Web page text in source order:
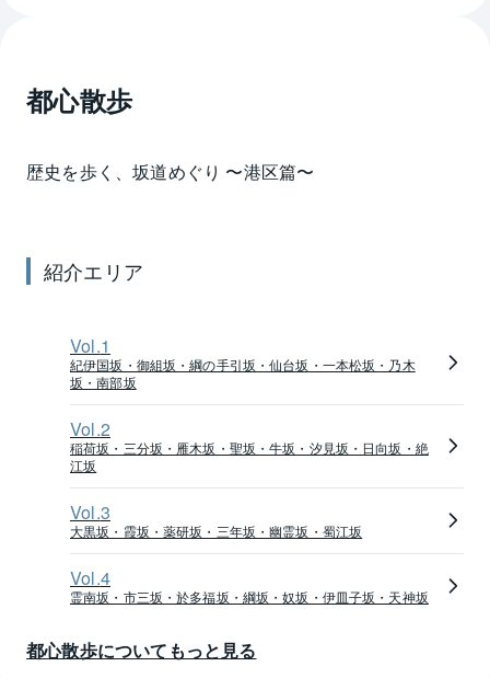
元麻布は江戸時代の麻布村の中心地だったといわれ、
広い人材を送り出してきた麻布高校があります。
布運動場などがあり、都心のなかでも緑豊かなエリア
といっていいでしょう。
麻布エリアのなかでも、他のエリアとやや異なる特色
を持っているのが、麻布十番。
比較的低地にあり、明治以降職人などが居住し、下町
的な街並みが形成されてきました。大正から昭和にか
けては、演芸場、映画館などが建ち並び、神楽坂と並
ぶ繁華街として発展しました。
しかし、戦後は都電の廃止などによって「都心にある
陸の孤島」と呼ばれるようになり、周辺の六本木の賑
わいからやや取り残されることになりました。結果的
に大規模なビルやマンションの開発などが行われず、
下町情緒が漂う庶民的な街並みが維持されてきまし
た。
それが、都営大江戸線・東京メトロ南北線の麻布十番
都心散歩
歴史を歩く、坂道めぐり 〜港区篇〜
紹介エリア
Vol.1
紀伊国坂・御組坂・綱の手引坂・仙台坂・一本松坂・乃木
坂・南部坂
Vol.2
稲荷坂・三分坂・雁木坂・聖坂・牛坂・汐見坂・日向坂・絶
江坂
Vol.3
大黒坂・霞坂・薬研坂・三年坂・幽霊坂・蜀江坂
Vol.4
霊南坂・市三坂・於多福坂・綱坂・奴坂・伊皿子坂・天神坂
都心散歩についてもっと見る